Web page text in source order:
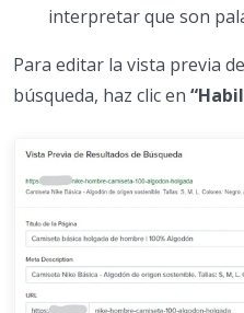
interpretar que son
Para editar la vista previa
búsqueda, haz clic en